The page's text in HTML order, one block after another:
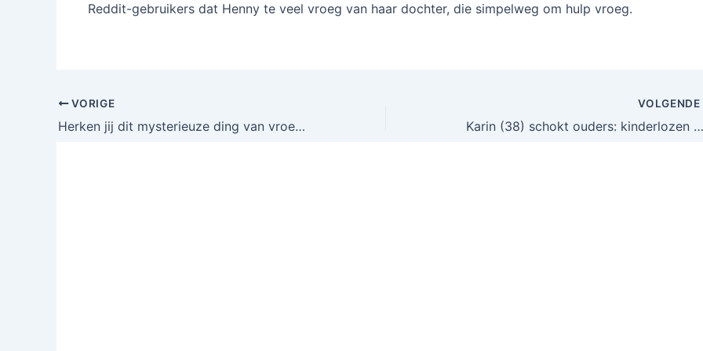
Reddit-gebruikers dat Henny te veel vroeg van haar dochter, die simpelweg om hulp vroeg.
VORIGE
Herken jij dit mysterieuze ding van vroeger – slechts weinigen weten nog waar het voor diende
VOLGENDE
Karin (38) schokt ouders: kinderlozen moeten minder belasting betalen